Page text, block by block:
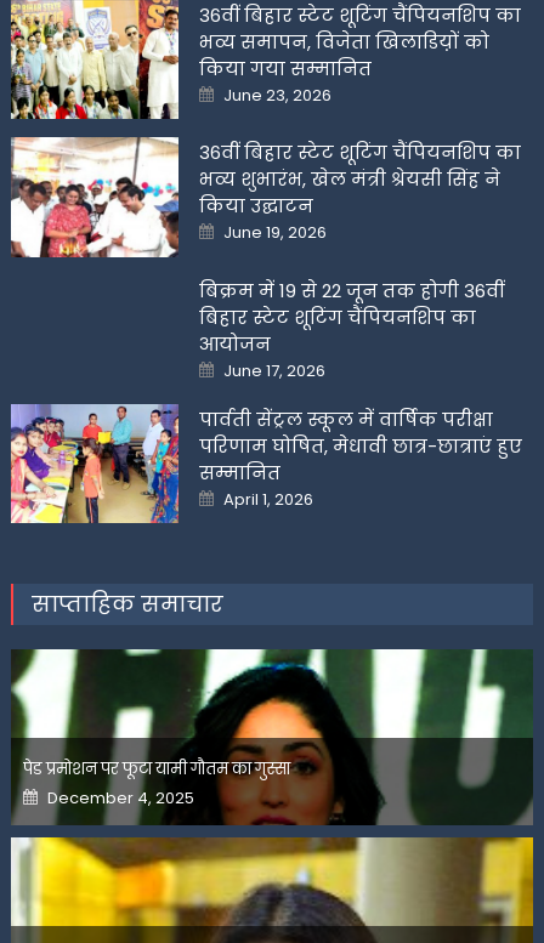
36वीं बिहार स्टेट शूटिंग चैंपियनशिप का
भव्य समापन, विजेता खिलाडिय़ों को
किया गया सम्मानित
Posted
on
June 23, 2026
36वीं बिहार स्टेट शूटिंग चैंपियनशिप का
भव्य शुभारंभ, खेल मंत्री श्रेयसी सिंह ने
किया उद्घाटन
Posted
on
June 19, 2026
बिक्रम में 19 से 22 जून तक होगी 36वीं
बिहार स्टेट शूटिंग चैंपियनशिप का
आयोजन
Posted
on
June 17, 2026
पार्वती सेंट्रल स्कूल में वार्षिक परीक्षा
परिणाम घोषित, मेधावी छात्र-छात्राएं हुए
सम्मानित
Posted
on
April 1, 2026
साप्ताहिक समाचार
पेड प्रमोशन पर फूटा यामी गौतम का गुस्सा
Posted
on
December 4, 2025